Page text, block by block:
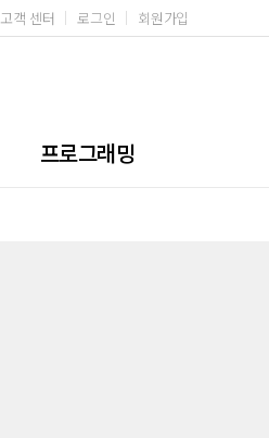
고객 센터 로그인 회원가입
프로그래밍